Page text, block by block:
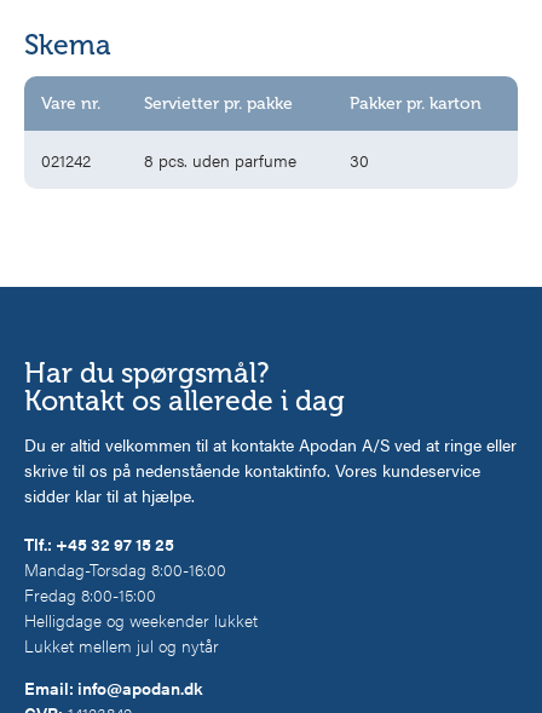
Skema
Vare nr. Servietter pr. pakke Pakker pr. karton
021242 8 pcs. uden parfume 30
Har du spørgsmål?
Kontakt os allerede i dag
Du er altid velkommen til at kontakte Apodan A/S ved at ringe eller
skrive til os på nedenstående kontaktinfo. Vores kundeservice
sidder klar til at hjælpe.
Tlf.: +45 32 97 15 25
Mandag-Torsdag 8:00-16:00
Fredag 8:00-15:00
Helligdage og weekender lukket
Lukket mellem jul og nytår
Email: info@apodan.dk